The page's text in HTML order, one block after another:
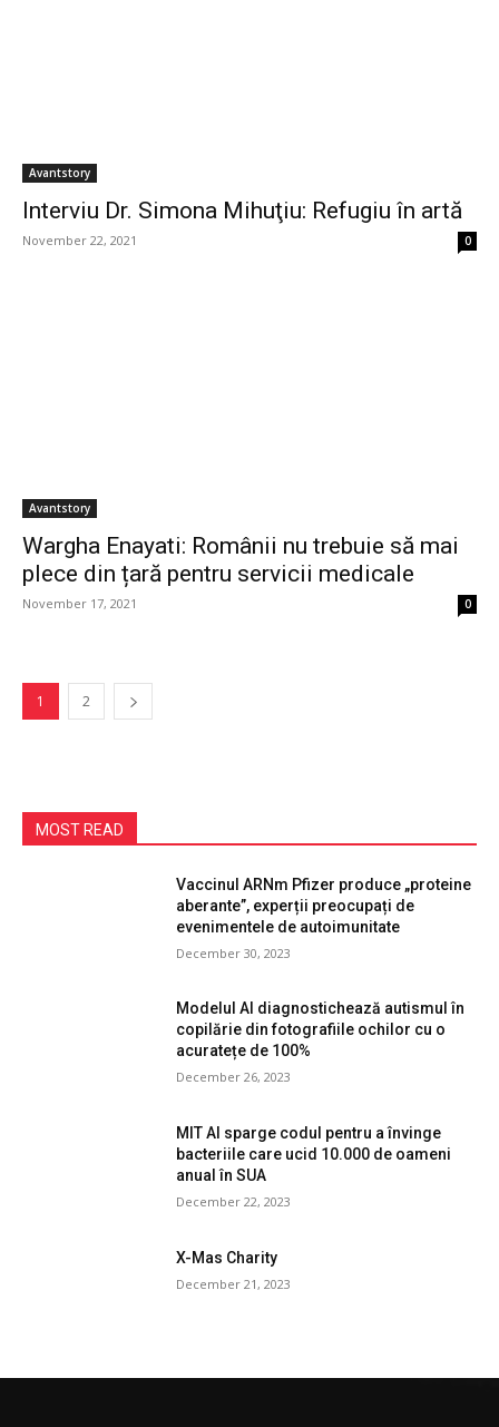
Avantstory
Interviu Dr. Simona Mihuţiu: Refugiu în artă
November 22, 2021 0
Avantstory
Wargha Enayati: Românii nu trebuie să mai
plece din țară pentru servicii medicale
November 17, 2021 0
1 2
MOST READ
Vaccinul ARNm Pfizer produce „proteine
aberante”, experții preocupați de
evenimentele de autoimunitate
December 30, 2023
Modelul AI diagnostichează autismul în
copilărie din fotografiile ochilor cu o
acuratețe de 100%
December 26, 2023
MIT AI sparge codul pentru a învinge
bacteriile care ucid 10.000 de oameni
anual în SUA
December 22, 2023
X-Mas Charity
December 21, 2023